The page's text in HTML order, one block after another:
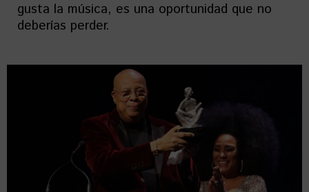
gusta la música, es una oportunidad que no
deberías perder.